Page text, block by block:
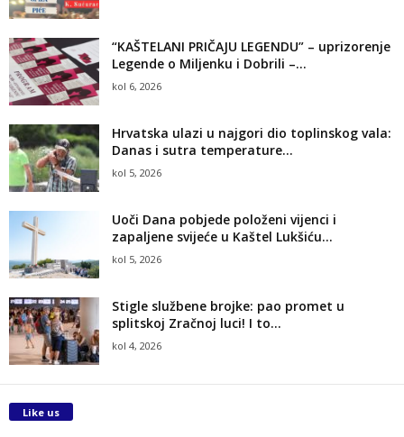
“KAŠTELANI PRIČAJU LEGENDU” – uprizorenje
Legende o Miljenku i Dobrili –...
kol 6, 2026
Hrvatska ulazi u najgori dio toplinskog vala:
Danas i sutra temperature...
kol 5, 2026
Uoči Dana pobjede položeni vijenci i
zapaljene svijeće u Kaštel Lukšiću...
kol 5, 2026
Stigle službene brojke: pao promet u
splitskoj Zračnoj luci! I to...
kol 4, 2026
Like us